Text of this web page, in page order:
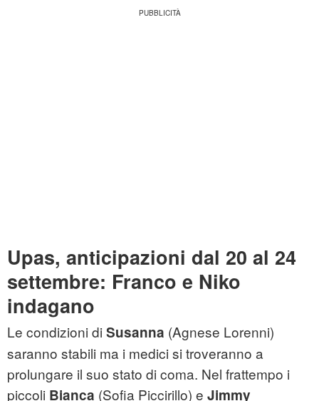
Upas, anticipazioni dal 20 al 24
settembre: Franco e Niko
indagano
Le condizioni di Susanna (Agnese Lorenni)
saranno stabili ma i medici si troveranno a
prolungare il suo stato di coma. Nel frattempo i
piccoli Bianca (Sofia Piccirillo) e Jimmy